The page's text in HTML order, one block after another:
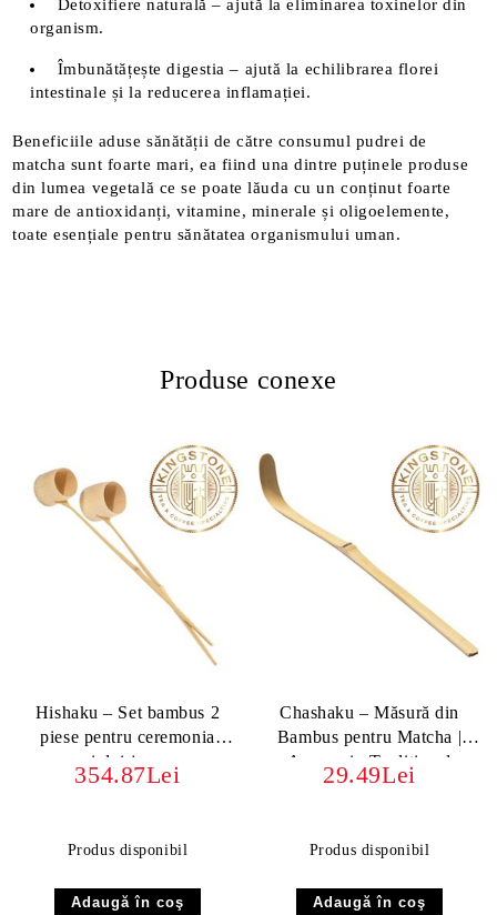
Detoxifiere naturală – ajută la eliminarea toxinelor din
organism.
Îmbunătățește digestia – ajută la echilibrarea florei
intestinale și la reducerea inflamației.
Beneficiile aduse sănătății de către consumul pudrei de
matcha sunt foarte mari, ea fiind una dintre puținele produse
din lumea vegetală ce se poate lăuda cu un conținut foarte
mare de antioxidanți, vitamine, minerale și oligoelemente,
toate esențiale pentru sănătatea organismului uman.
Produse conexe
Hishaku – Set bambus 2
piese pentru ceremonia
ceaiului japonez
354.87Lei
Produs disponibil
Chashaku – Măsură din
Bambus pentru Matcha |
Accesoriu Tradițional
Japonez
29.49Lei
Produs disponibil